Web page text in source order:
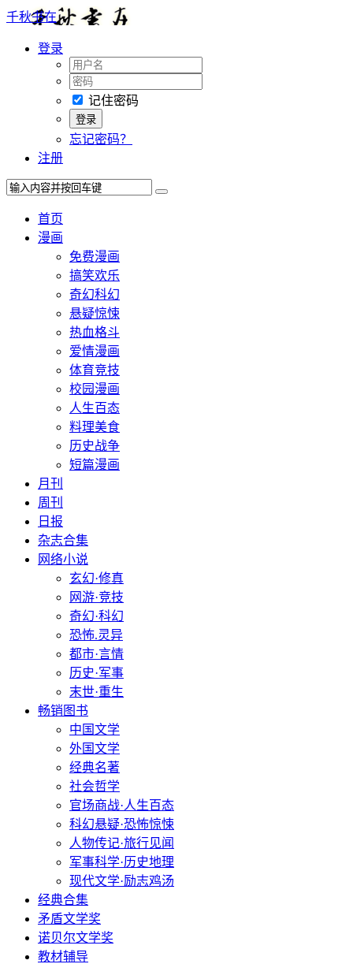
千秋书在
登录
记住密码
忘记密码？
注册
首页
漫画
免费漫画
搞笑欢乐
奇幻科幻
悬疑惊悚
热血格斗
爱情漫画
体育竞技
校园漫画
人生百态
料理美食
历史战争
短篇漫画
月刊
周刊
日报
杂志合集
网络小说
玄幻·修真
网游·竞技
奇幻·科幻
恐怖.灵异
都市·言情
历史·军事
末世·重生
畅销图书
中国文学
外国文学
经典名著
社会哲学
官场商战·人生百态
科幻悬疑·恐怖惊悚
人物传记·旅行见闻
军事科学·历史地理
现代文学·励志鸡汤
经典合集
矛盾文学奖
诺贝尔文学奖
教材辅导